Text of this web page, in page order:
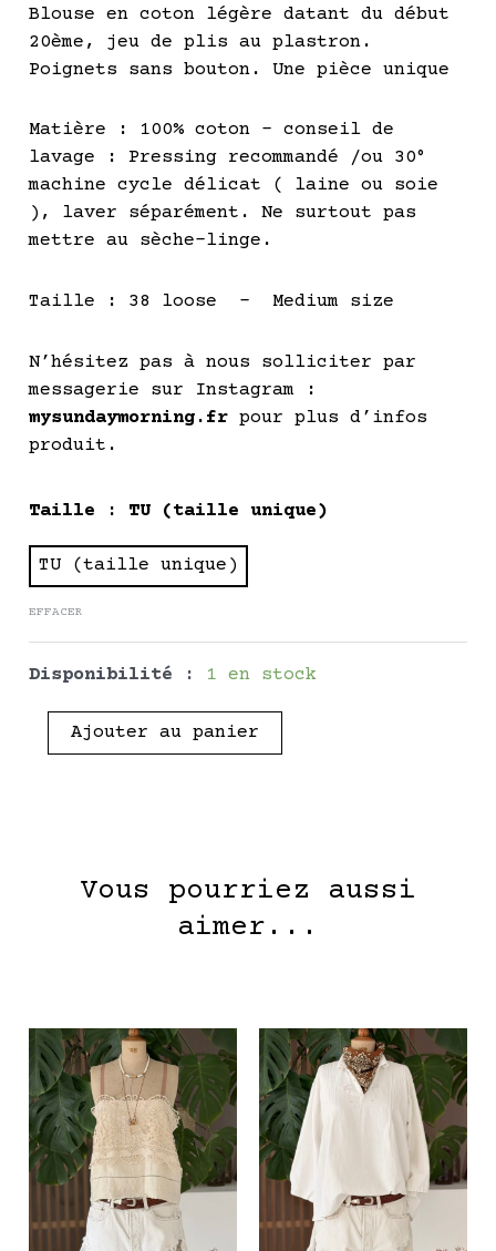
Blouse en coton légère datant du début
20ème, jeu de plis au plastron.
Poignets sans bouton. Une pièce unique
Matière : 100% coton – conseil de
lavage : Pressing recommandé /ou 30°
machine cycle délicat ( laine ou soie
), laver séparément. Ne surtout pas
mettre au sèche-linge.
Taille : 38 loose – Medium size
N’hésitez pas à nous solliciter par
messagerie sur Instagram :
mysundaymorning.fr pour plus d’infos
produit.
Taille : TU (taille unique)
TU (taille unique)
EFFACER
Disponibilité : 1 en stock
quantité
JULIA
-
Pièce
Unique
Ajouter au panier
Vous pourriez aussi
aimer...
produit
a
plusieurs
variantes.
Les
peuvent
a
Les